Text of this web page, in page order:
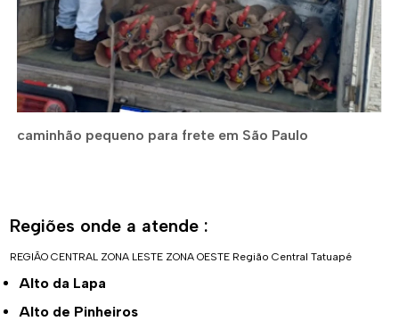
caminhão pequeno para frete em São Paulo
Regiões onde a atende :
REGIÃO CENTRAL ZONA LESTE ZONA OESTE Região Central Tatuapé
Alto da Lapa
Alto de Pinheiros